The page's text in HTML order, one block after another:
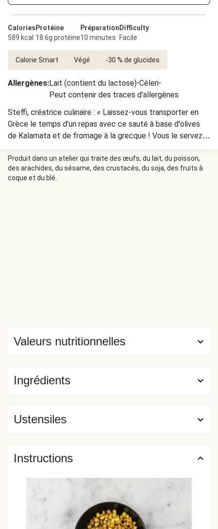
Calories
589 kcal
Protéine
18.6g protéine
Préparation
10 minutes
Difficulty
Facile
Calorie Smart Végé -30 % de glucides
Allergènes:Lait (contient du lactose)•Céleri•
Peut contenir des traces d'allergènes
Steffi, créatrice culinaire : « Laissez-vous transporter en
Grèce le temps d'un repas avec ce sauté à base d'olives
de Kalamata et de fromage à la grecque ! Vous le servez
en un rien de temps grâce notamment aux pommes de
terre pré-découpées qui cuiront rapidement. »
Produit dans un atelier qui traite des œufs, du lait, du poisson,
des arachides, du sésame, des crustacés, du soja, des fruits à
coque et du blé.
Ingrédients
Valeurs nutritionnelles
Ustensiles
Instructions